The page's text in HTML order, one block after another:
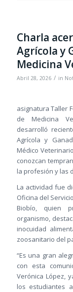
Charla
Agrícola y
Medicina
Abril 28, 2026 / in
asignatura Taller
de Medicina
desarrolló
Agrícola y
Médico
conozcan
la profesión y las
La actividad fue
Oficina del
Biobío, quien
organismo,
inocuidad
zoosanitario del
“Es una gran
con esta
Verónica López,
los estudiantes